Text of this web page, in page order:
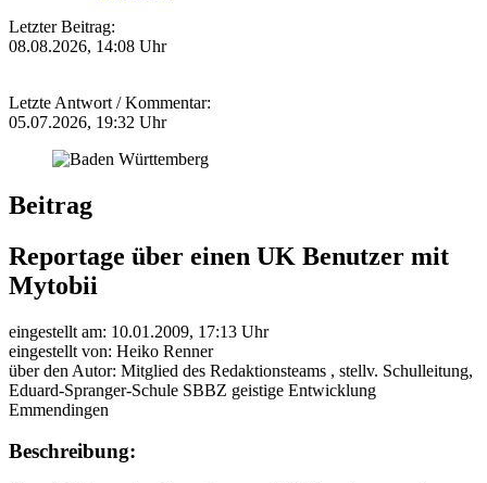
Letzter Beitrag:
08.08.2026, 14:08 Uhr
Letzte Antwort / Kommentar:
05.07.2026, 19:32 Uhr
Beitrag
Reportage über einen UK Benutzer mit
Mytobii
eingestellt am: 10.01.2009, 17:13 Uhr
eingestellt von: Heiko Renner
über den Autor: Mitglied des Redaktionsteams , stellv. Schulleitung,
Eduard-Spranger-Schule SBBZ geistige Entwicklung
Emmendingen
Beschreibung: